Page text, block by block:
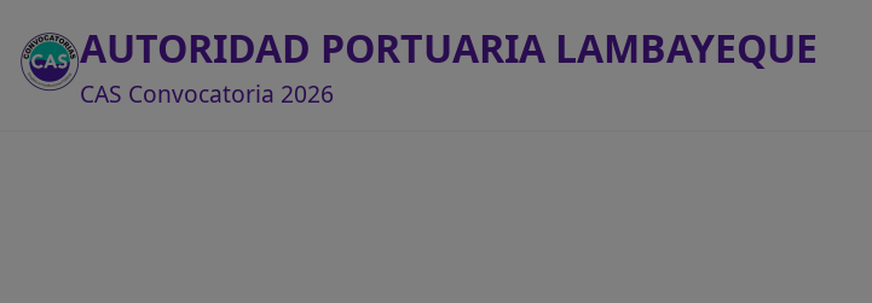
AUTORIDAD PORTUARIA LAMBAYEQUE
CAS Convocatoria 2026